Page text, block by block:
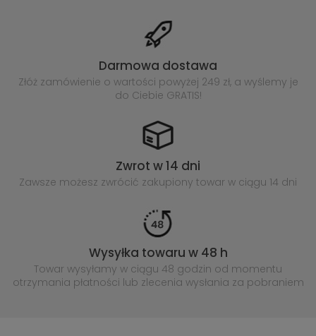
Darmowa dostawa
Złóż zamówienie o wartości powyżej 249 zł, a wyślemy je
do Ciebie GRATIS!
Zwrot w 14 dni
Zawsze możesz zwrócić zakupiony towar w ciągu 14 dni
Wysyłka towaru w 48 h
Towar wysyłamy w ciągu 48 godzin od momentu
otrzymania płatności lub zlecenia wysłania za pobraniem